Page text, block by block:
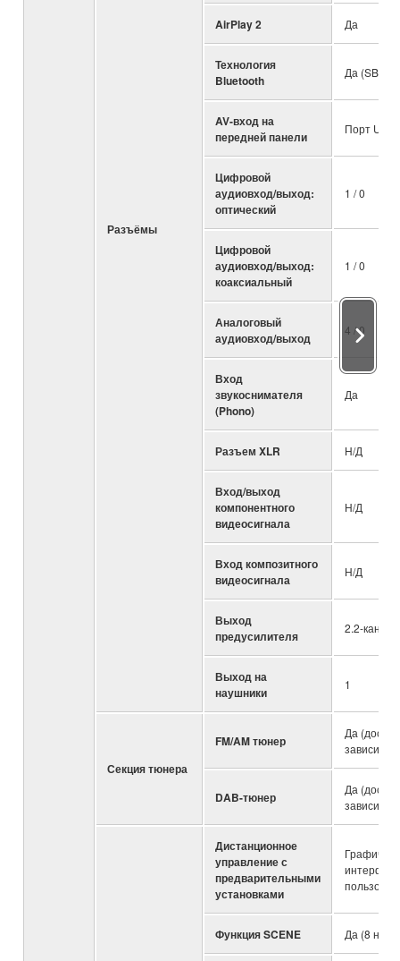
Разъёмы
AirPlay 2 Да
Технология
Bluetooth
Да (SBC /
AV-вход на
передней панели
Порт USB
Цифровой
аудиовход/выход:
оптический
1 / 0
Цифровой
аудиовход/выход:
коаксиальный
1 / 0
Аналоговый
аудиовход/выход
4 / 0
Вход
звукоснимателя
(Phono)
Да
Разъем XLR Н/Д
Вход/выход
компонентного
видеосигнала
Н/Д
Вход композитного
видеосигнала
Н/Д
Выход
предусилителя
2.2-
Выход на
наушники
1
Секция тюнера
FM/AM тюнер
Да
зависит
DAB-тюнер
Да
зависит
Дистанционное
управление с
предварительными
установками
Функция SCENE Да (8